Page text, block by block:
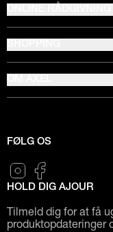
FØLG OS
HOLD DIG AJOUR
Tilmeld dig for at få
produktopdateringer